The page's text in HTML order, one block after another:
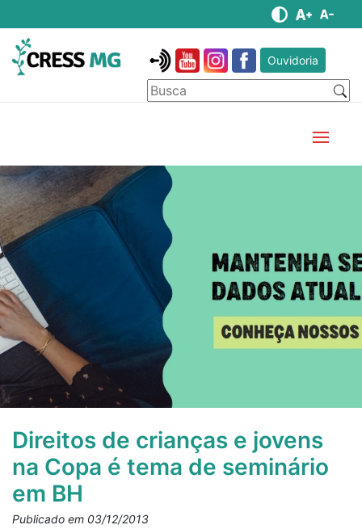
Ouvidoria
Direitos de crianças e jovens
na Copa é tema de seminário
em BH
Publicado em 03/12/2013